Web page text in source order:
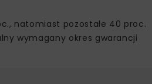
natomiast pozostałe 40 proc.
wymagany okres gwarancji